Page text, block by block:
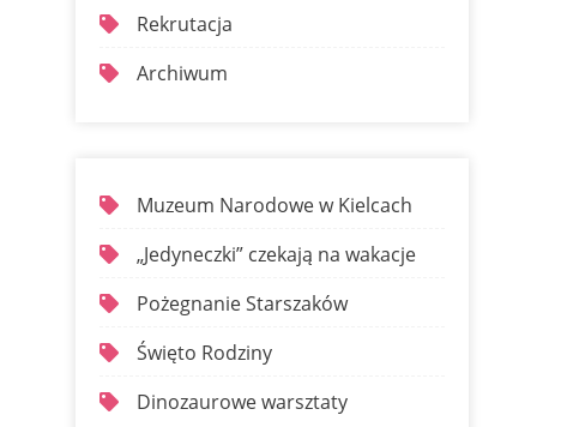
Rekrutacja
Archiwum
Muzeum Narodowe w Kielcach
„Jedyneczki” czekają na wakacje
Pożegnanie Starszaków
Święto Rodziny
Dinozaurowe warsztaty